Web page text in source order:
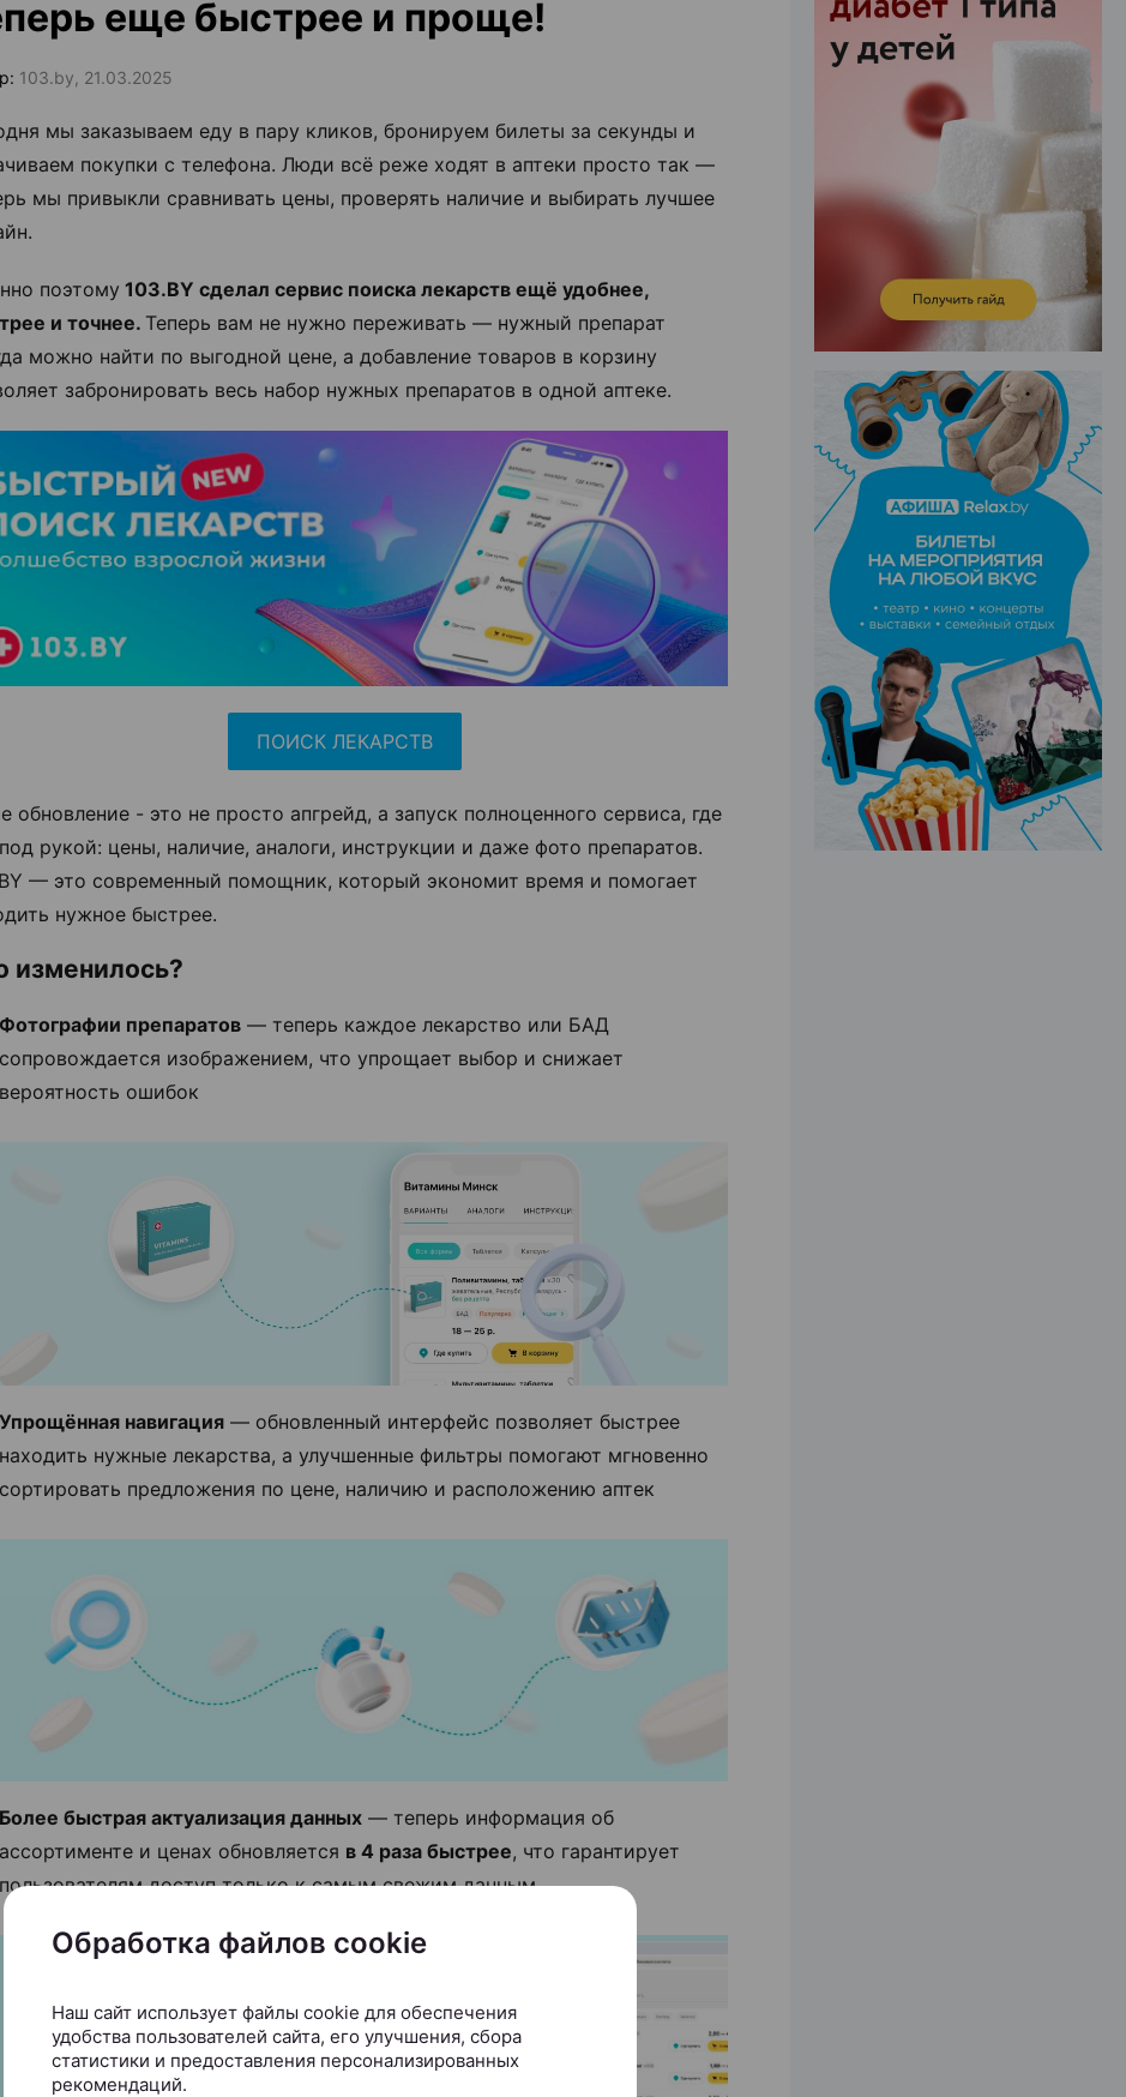
еще быстрее и проще!
103.by, 21.03.2025
мы заказываем еду в пару кликов, бронируем билеты за секунды и
покупки с телефона. Люди всё реже ходят в аптеки просто так —
мы привыкли сравнивать цены, проверять наличие и выбирать лучшее
поэтому 103.BY сделал сервис поиска лекарств ещё удобнее,
и точнее. Теперь вам не нужно переживать — нужный препарат
можно найти по выгодной цене, а добавление товаров в корзину
забронировать весь набор нужных препаратов в одной аптеке.
ПОИСК ЛЕКАРСТВ
обновление - это не просто апгрейд, а запуск полноценного сервиса, где
рукой: цены, наличие, аналоги, инструкции и даже фото препаратов.
— это современный помощник, который экономит время и помогает
нужное быстрее.
изменилось?
Фотографии препаратов — теперь каждое лекарство или БАД
сопровождается изображением, что упрощает выбор и снижает
вероятность ошибок
Упрощённая навигация — обновленный интерфейс позволяет быстрее
находить нужные лекарства, а улучшенные фильтры помогают мгновенно
сортировать предложения по цене, наличию и расположению аптек
Более быстрая актуализация данных — теперь информация об
ассортименте и ценах обновляется в 4 раза быстрее, что гарантирует
пользователям доступ только к самым свежим данным
ЭФФЕКТИВНАЯ РЕКЛАМА НА САЙТЕ
ЭФФЕКТИВНАЯ РЕКЛАМА НА САЙТЕ
Обработка файлов cookie
Наш сайт использует файлы cookie для обеспечения
удобства пользователей сайта, его улучшения, сбора
статистики и предоставления персонализированных
рекомендаций.